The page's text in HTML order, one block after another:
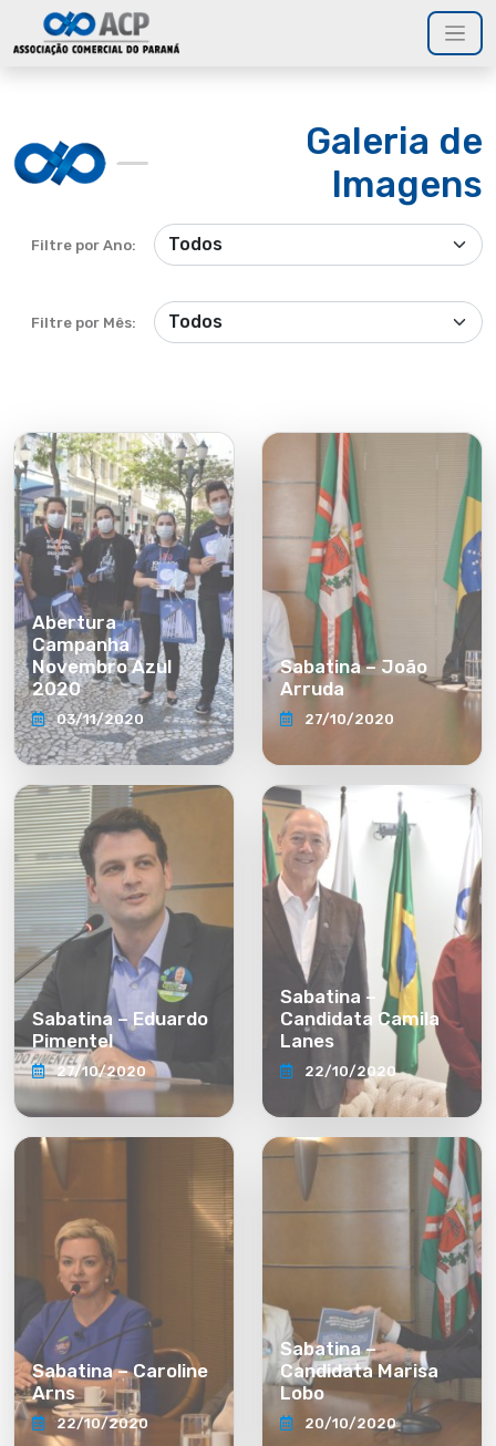
Galeria de
Imagens
Filtre por Ano:
Filtre por Mês:
Abertura
Campanha
Novembro Azul
2020
03/11/2020
Sabatina – João
Arruda
27/10/2020
Sabatina – Eduardo
Pimentel
27/10/2020
Sabatina –
Candidata Camila
Lanes
22/10/2020
Sabatina – Caroline
Arns
22/10/2020
Sabatina –
Candidata Marisa
Lobo
20/10/2020